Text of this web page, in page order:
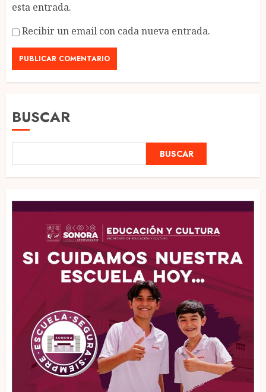
esta entrada.
Recibir un email con cada nueva entrada.
BUSCAR
BUSCAR